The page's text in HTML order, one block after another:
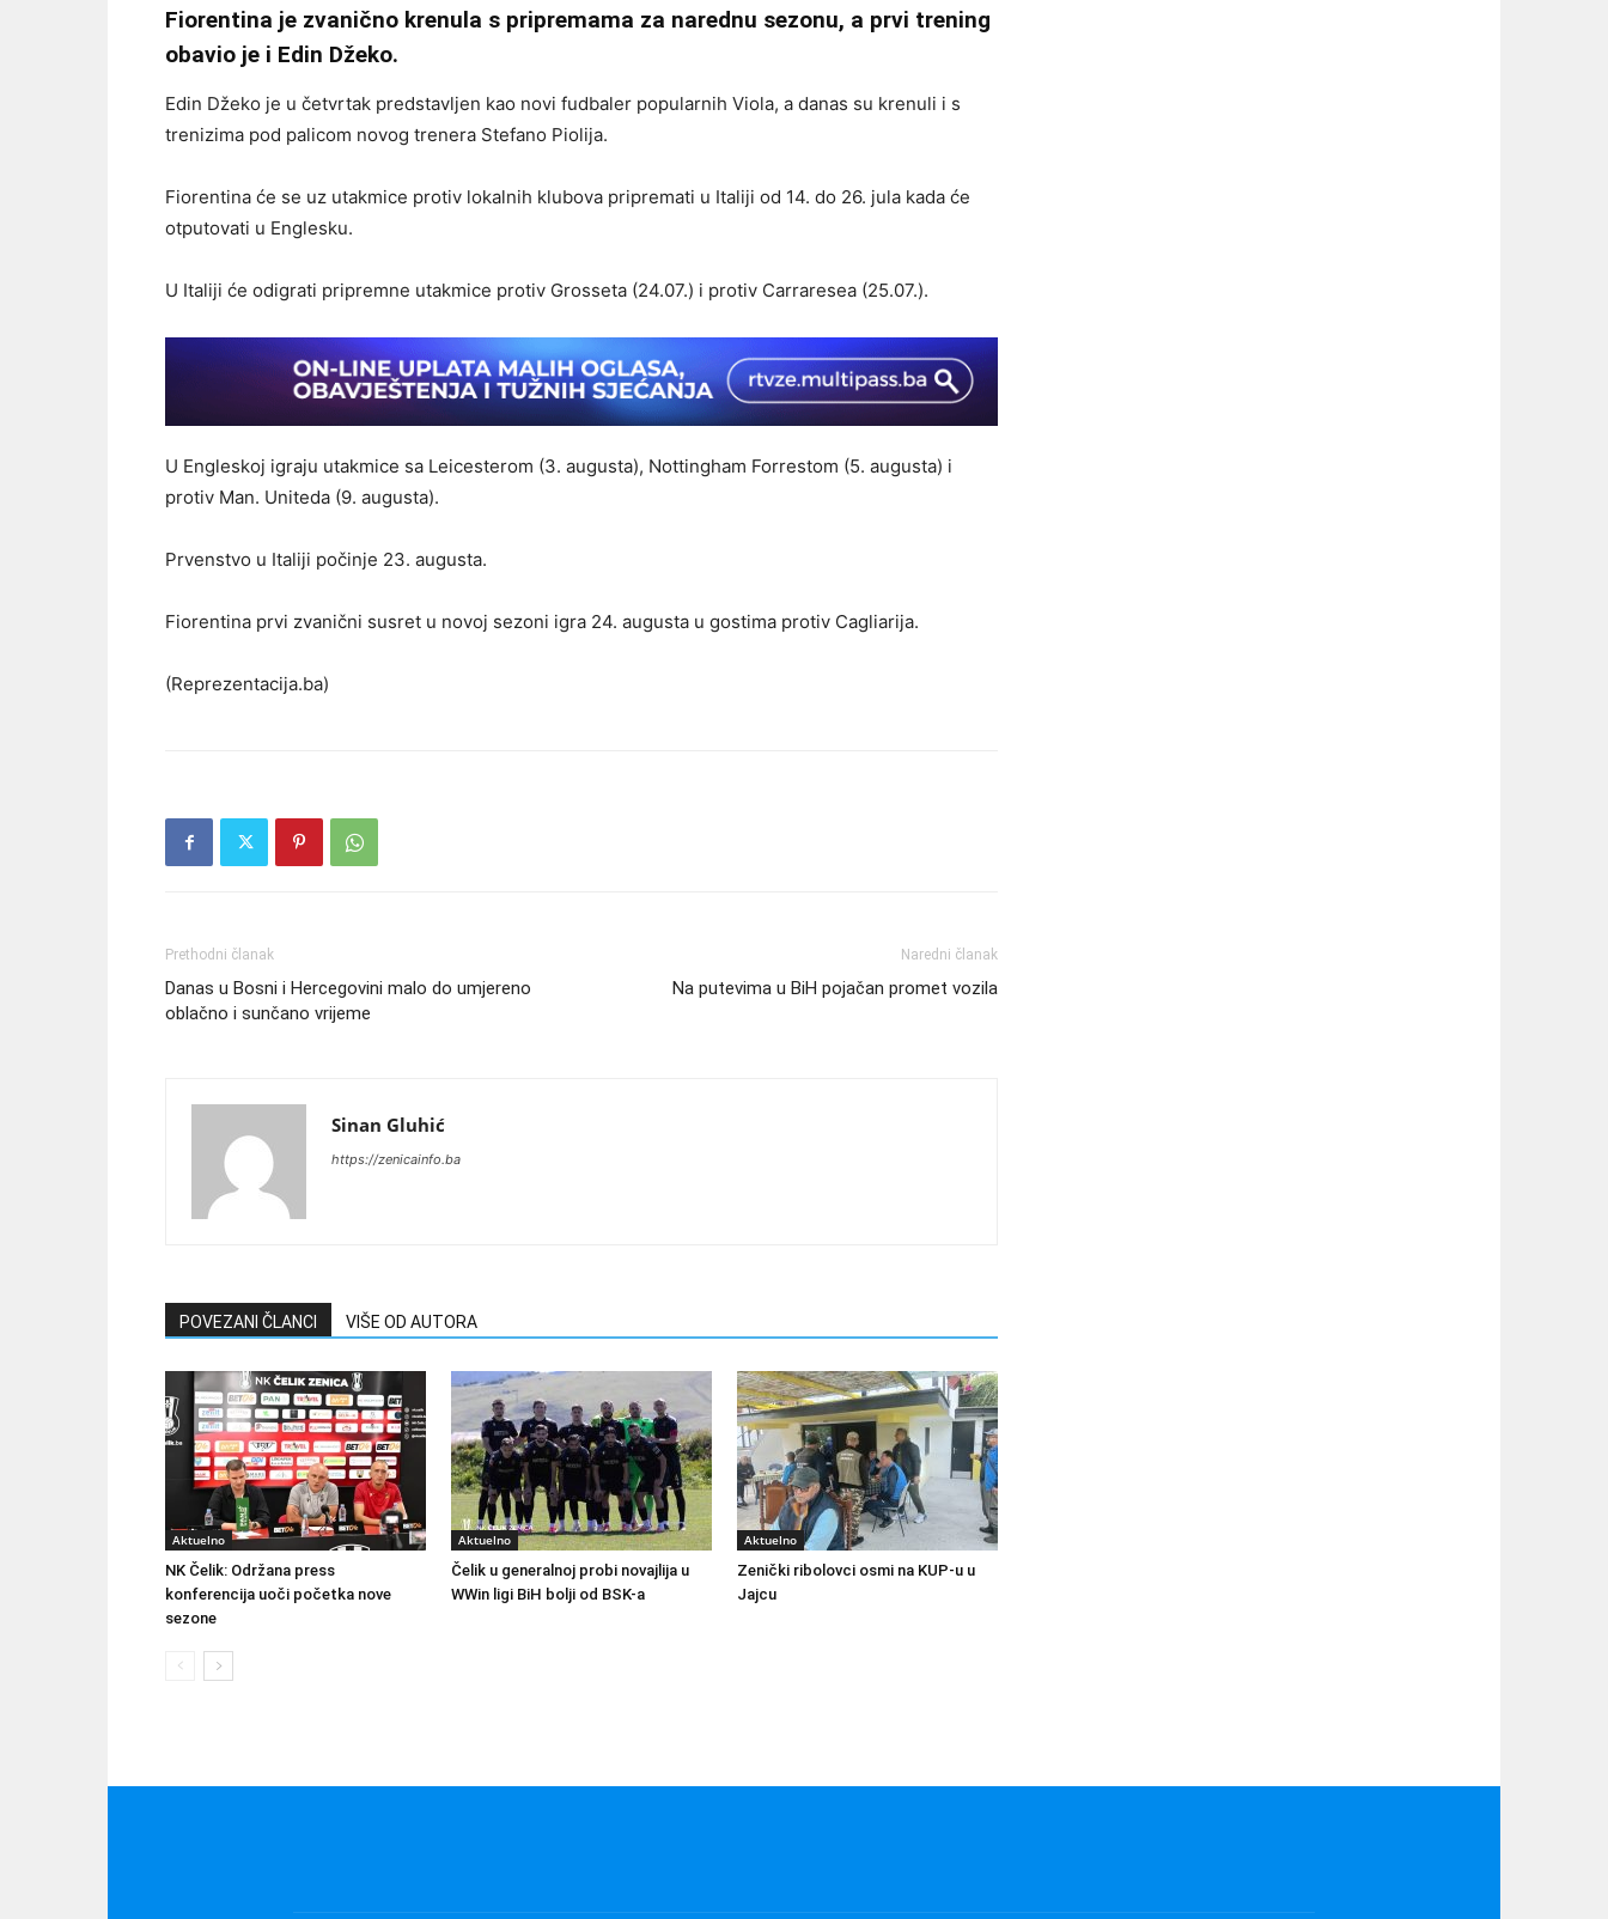
Fiorentina je zvanično krenula s pripremama za narednu sezonu, a prvi trening
obavio je i Edin Džeko.
Edin Džeko je u četvrtak predstavljen kao novi fudbaler popularnih Viola, a danas su krenuli i s
trenizima pod palicom novog trenera Stefano Piolija.
Fiorentina će se uz utakmice protiv lokalnih klubova pripremati u Italiji od 14. do 26. jula kada će
otputovati u Englesku.
U Italiji će odigrati pripremne utakmice protiv Grosseta (24.07.) i protiv Carraresea (25.07.).
U Engleskoj igraju utakmice sa Leicesterom (3. augusta), Nottingham Forrestom (5. augusta) i
protiv Man. Uniteda (9. augusta).
Prvenstvo u Italiji počinje 23. augusta.
Fiorentina prvi zvanični susret u novoj sezoni igra 24. augusta u gostima protiv Cagliarija.
(Reprezentacija.ba)
Prethodni članak
Danas u Bosni i Hercegovini malo do umjereno
oblačno i sunčano vrijeme
Naredni članak
Na putevima u BiH pojačan promet vozila
Sinan Gluhić
https://zenicainfo.ba
POVEZANI ČLANCI VIŠE OD AUTORA
Aktuelno
NK Čelik: Održana press
konferencija uoči početka nove
sezone
Aktuelno
Čelik u generalnoj probi novajlija u
WWin ligi BiH bolji od BSK-a
Aktuelno
Zenički ribolovci osmi na KUP-u u
Jajcu